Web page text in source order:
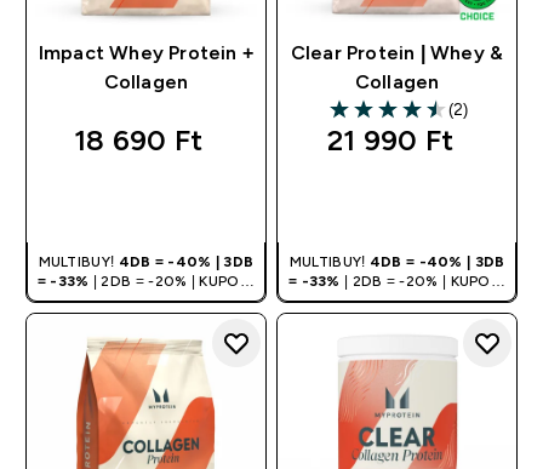
Impact Whey Protein +
Collagen
18 690 Ft‎
MULTIBUY! 4DB = -40% | 3DB
= -33%
| 2DB = -20% | KUPON:
DEALHU
Clear Protein | Whey &
Collagen
4.5 out of 5 stars
(2)
21 990 Ft‎
MULTIBUY! 4DB = -40% | 3DB
= -33%
| 2DB = -20% | KUPON:
DEALHU